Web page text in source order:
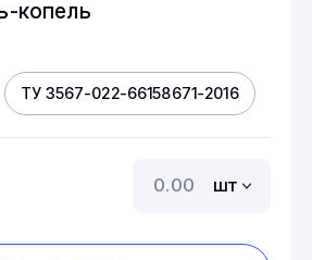
копель
ТУ 3567-022-66158671-2016
шт